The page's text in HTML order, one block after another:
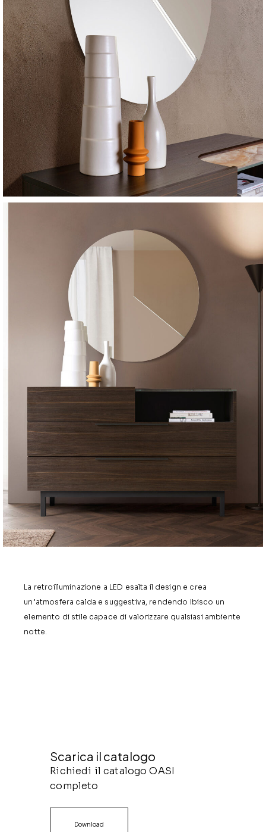
La retroilluminazione a LED esalta il design e crea
un’atmosfera calda e suggestiva, rendendo Ibisco un
elemento di stile capace di valorizzare qualsiasi ambiente
notte.
Scarica il catalogo
Richiedi il catalogo OASI
completo
Download